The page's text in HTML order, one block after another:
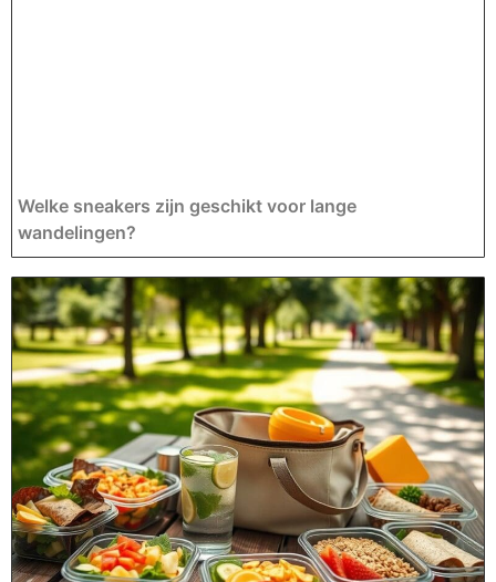
Welke sneakers zijn geschikt voor lange
wandelingen?